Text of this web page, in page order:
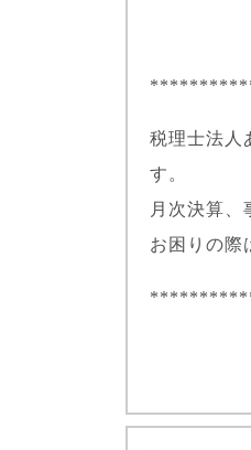
税理士法人
す。
月次決算、
お困りの際